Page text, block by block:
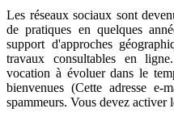
Les réseaux sociaux sont
de pratiques en quelques
support d'approches
travaux consultables en
vocation à évoluer dans le
bienvenues (Cette adresse e-
spammeurs. Vous devez activer